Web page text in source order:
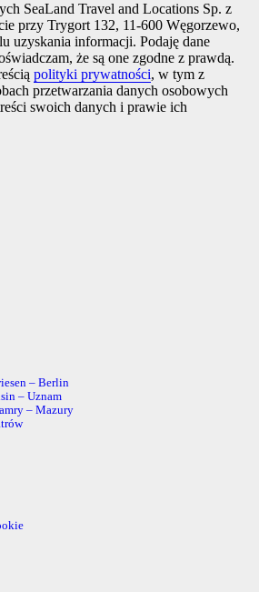
SeaLand Travel and Locations Sp. z
przy Trygort 132, 11-600 Węgorzewo,
uzyskania informacji. Podaję dane
że są one zgodne z prawdą.
polityki prywatności, w tym z
przetwarzania danych osobowych
swoich danych i prawie ich
– Berlin
– Uznam
– Mazury